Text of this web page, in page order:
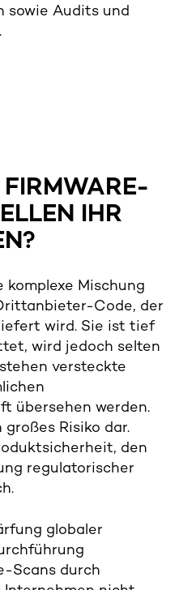
sowie Audits und
IHR
Mischung
Code, der
wird. Sie ist tief
wird jedoch selten
versteckte
übersehen werden.
Risiko dar.
den
regulatorischer
globaler
Scans durch